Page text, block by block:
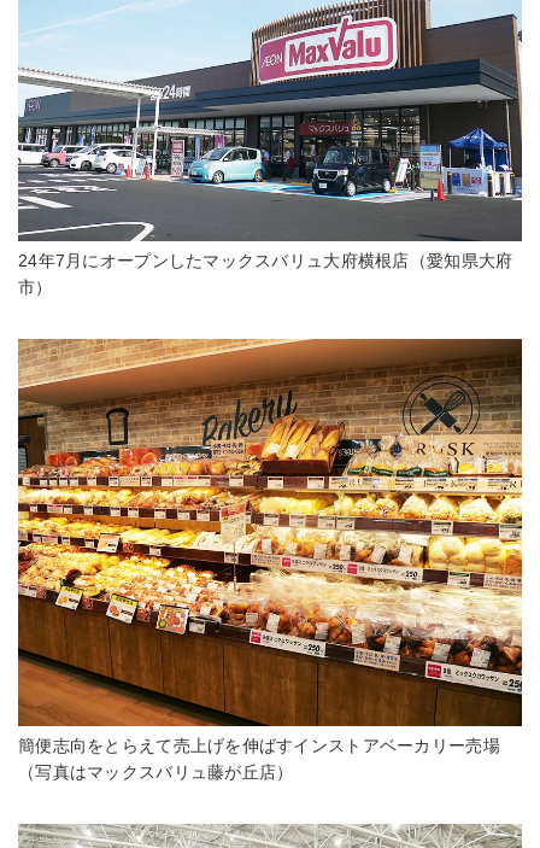
24年7月にオープンしたマックスバリュ大府横根店（愛知県大府
市）
簡便志向をとらえて売上げを伸ばすインストアベーカリー売場
（写真はマックスバリュ藤が丘店）